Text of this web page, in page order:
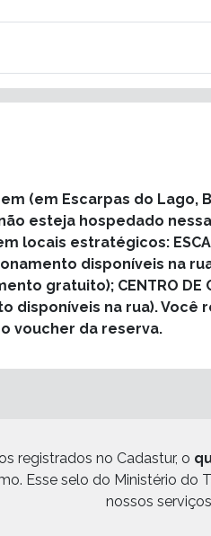
(em Escarpas do Lago,
esteja hospedado
locais estratégicos:
disponíveis na
gratuito); CENTRO DE
disponíveis na rua). Você
voucher da reserva.
registrados no Cadastur, o
Esse selo do Ministério do
nossos